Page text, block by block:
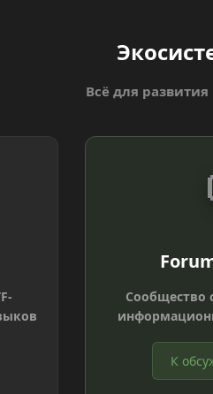
Всё для
Сообщество
К